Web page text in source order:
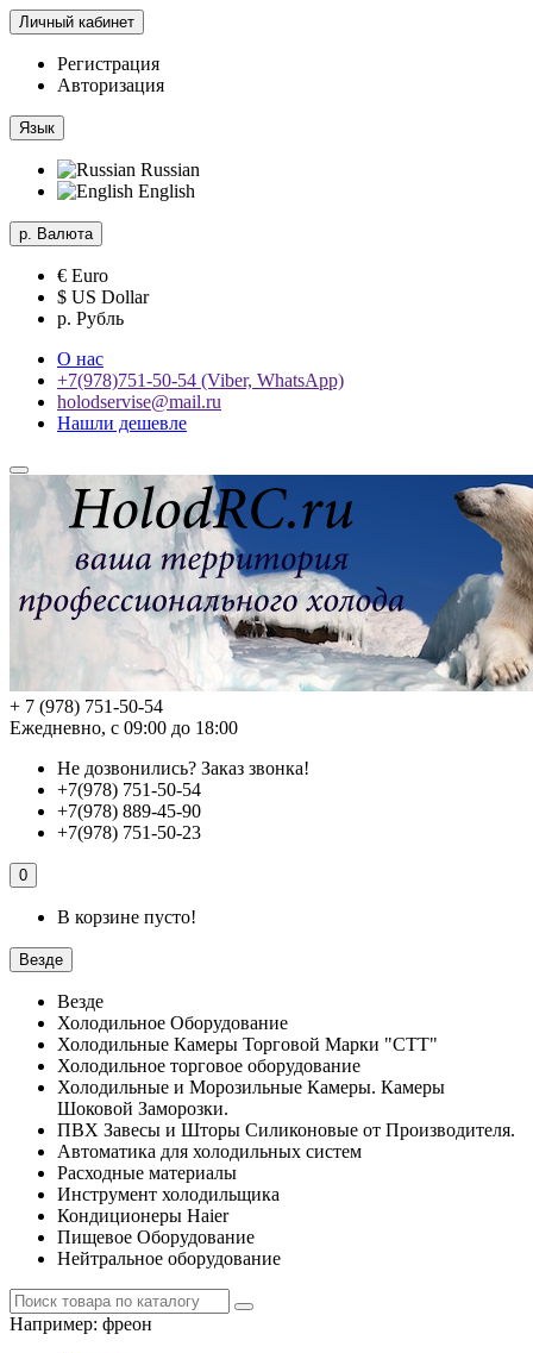
Личный кабинет
Регистрация
Авторизация
Язык
Russian
English
р. Валюта
€ Euro
$ US Dollar
р. Рубль
О нас
+7(978)751-50-54 (Viber, WhatsApp)
holodservise@mail.ru
Нашли дешевле
+ 7 (978) 751-50-54
Ежедневно, с 09:00 до 18:00
Не дозвонились? Заказ звонка!
+7(978) 751-50-54
+7(978) 889-45-90
+7(978) 751-50-23
0
В корзине пусто!
Везде
Везде
Холодильное Оборудование
Холодильные Камеры Торговой Марки "СТТ"
Холодильное торговое оборудование
Холодильные и Морозильные Камеры. Камеры
Шоковой Заморозки.
ПВХ Завесы и Шторы Силиконовые от Производителя.
Автоматика для холодильных систем
Расходные материалы
Инструмент холодильщика
Кондиционеры Haier
Пищевое Оборудование
Нейтральное оборудование
Например: фреон